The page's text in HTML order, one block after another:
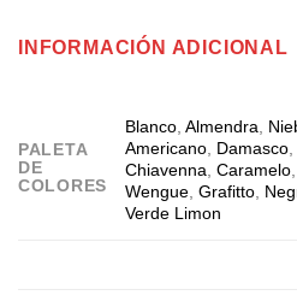
INFORMACIÓN ADICIONAL
PALETA
DE
COLORES
Blanco ,Almendra
Americano Damasco
Chiavenna ,Caramelo
Wengue ,Grafitto
Verde Limon